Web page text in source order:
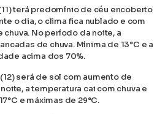
terá predomínio de céu encoberto
o dia, o clima fica nublado e com
No período da noite, a
de chuva. Mínima de 13°C e a
acima dos 70%.
será de sol com aumento de
a temperatura cai com chuva e
e máximas de 29°C.